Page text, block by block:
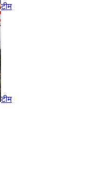
टीम
टीम